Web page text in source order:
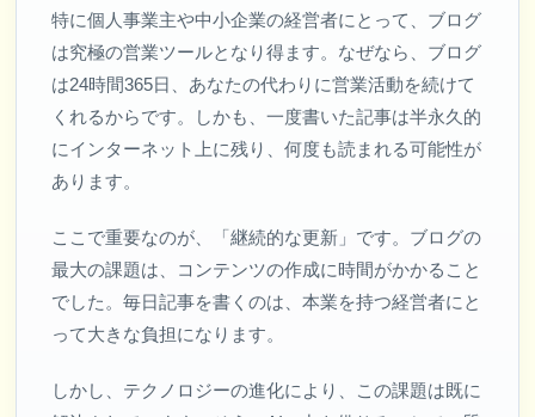
特に個人事業主や中小企業の経営者にとって、ブログ
は究極の営業ツールとなり得ます。なぜなら、ブログ
は24時間365日、あなたの代わりに営業活動を続けて
くれるからです。しかも、一度書いた記事は半永久的
にインターネット上に残り、何度も読まれる可能性が
あります。
ここで重要なのが、「継続的な更新」です。ブログの
最大の課題は、コンテンツの作成に時間がかかること
でした。毎日記事を書くのは、本業を持つ経営者にと
って大きな負担になります。
しかし、テクノロジーの進化により、この課題は既に